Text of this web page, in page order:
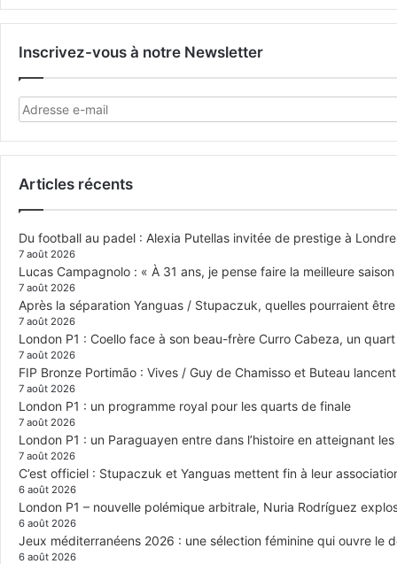
Inscrivez-vous à notre Newsletter
Articles récents
Du football au padel : Alexia Putellas invitée de prestige à
7 août 2026
Lucas Campagnolo : « À 31 ans, je pense faire la meilleure
7 août 2026
Après la séparation Yanguas / Stupaczuk, quelles pourraient
7 août 2026
London P1 : Coello face à son beau-frère Curro Cabeza, un
7 août 2026
FIP Bronze Portimão : Vives / Guy de Chamisso et Buteau
7 août 2026
London P1 : un programme royal pour les quarts de finale
7 août 2026
London P1 : un Paraguayen entre dans l’histoire en atteignant
7 août 2026
C’est officiel : Stupaczuk et Yanguas mettent fin à leur
6 août 2026
London P1 – nouvelle polémique arbitrale, Nuria Rodríguez
6 août 2026
Jeux méditerranéens 2026 : une sélection féminine qui ouvre le
6 août 2026